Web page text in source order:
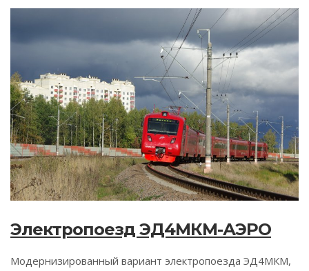
Электропоезд ЭД4МКМ-АЭРО
Модернизированный вариант электропоезда ЭД4МКМ,